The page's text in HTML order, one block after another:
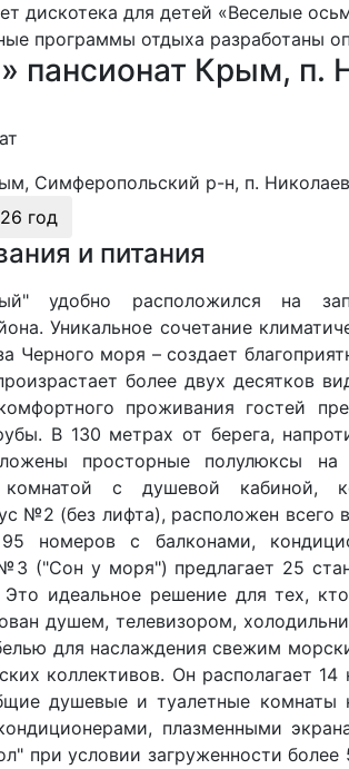
дискотека для детей «Веселые
программы отдыха разработаны
пансионат Крым, п.
Симферопольский р-н, п.
год
и питания
удобно расположился на
Уникальное сочетание
Черного моря – создает
более двух десятков
проживания гостей
В 130 метрах от берега,
просторные полулюксы
с душевой кабиной,
№2 (без лифта), расположен всего
номеров с балконами,
("Сон у моря") предлагает 25
идеальное решение для тех,
душем, телевизором,
для наслаждения свежим
коллективов. Он располагает
душевые и туалетные комнаты
плазменными
при условии загруженности более